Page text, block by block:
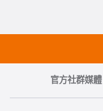
官方社群媒體